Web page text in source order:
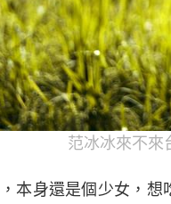
范冰冰來不來
本身還是個少女，